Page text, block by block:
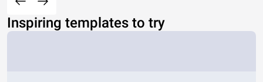
Inspiring templates to try